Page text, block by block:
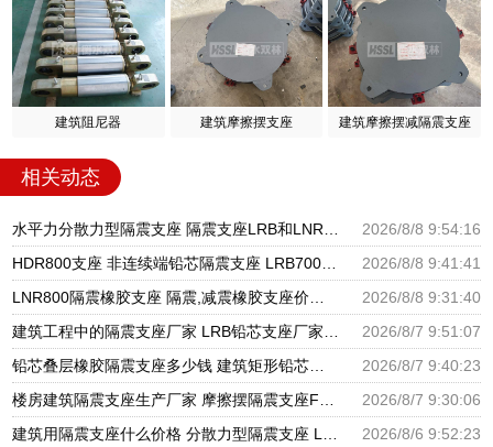
建筑阻尼器 建筑摩擦摆支座 建筑摩擦摆减隔震支座
相关动态
水平力分散力型隔震支座 隔震支座LRB和LNR源头工厂 LNR橡胶隔震支座D400厂家
2026/8/8 9:54:16
HDR800支座 非连续端铅芯隔震支座 LRB700铝芯橡胶隔震支座
2026/8/8 9:41:41
LNR800隔震橡胶支座 隔震,减震橡胶支座价格 HDR800隔震支座生产厂家
2026/8/8 9:31:40
建筑工程中的隔震支座厂家 LRB铅芯支座厂家电话 LNR900隔震支座生产厂家
2026/8/7 9:51:07
铅芯叠层橡胶隔震支座多少钱 建筑矩形铅芯隔震支座 建筑高阻尼铅芯支座生产厂家
2026/8/7 9:40:23
楼房建筑隔震支座生产厂家 摩擦摆隔震支座FBD源头工厂 圆形高阻尼隔震支座源头工厂
2026/8/7 9:30:06
建筑用隔震支座什么价格 分散力型隔震支座 LRB600橡胶隔振支座厂家
2026/8/6 9:52:23